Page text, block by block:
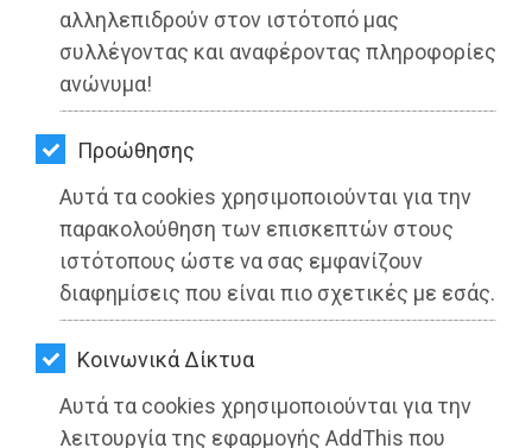
αλληλεπιδρούν στον ιστότοπό μας
συλλέγοντας και αναφέροντας πληροφορίες
ανώνυμα!
Προώθησης
Αυτά τα cookies χρησιμοποιούνται για την
παρακολούθηση των επισκεπτών στους
ιστότοπους ώστε να σας εμφανίζουν
διαφημίσεις που είναι πιο σχετικές με εσάς.
Kοινωνικά Δίκτυα
Αυτά τα cookies χρησιμοποιούνται για την
λειτουργία της εφαρμογής AddThis που
ΕΞΟΔΟΣ
ΠΕΡΙΒΑΛΛΟΝ
ΚΑΤΟΙΚΙΔΙΟ
ΑΓΓΕΛΙΕΣ
ΕΦΗΜΕΡΙΔΕΣ
OΔΗΓΟΣ
ΑΓΟΡΑΣ
ΨΙΘΥΡΟΙ
ΑΠΟΣΤΟΛΗ
Aγωνιστική κινητοποίηση μαθητών
1ου και 2ου Γυμνασίου και 1ου και
2ου Λυκείου Αρτέμιδος
Διαβάστηκε 3585 φορές
19-01-2022
Από τo Dimotisnews